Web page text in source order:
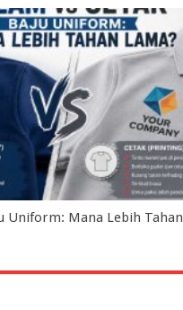
Uniform: Mana Lebih